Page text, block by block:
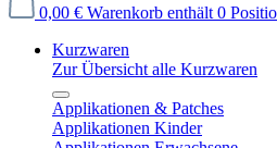
0,00 € Warenkorb enthält 0
Kurzwaren
Zur Übersicht alle Kurzwaren
Applikationen & Patches
Applikationen Kinder